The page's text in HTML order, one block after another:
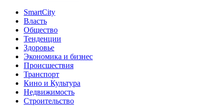
SmartCity
Власть
Общество
Тенденции
Здоровье
Экономика и бизнес
Происшествия
Транспорт
Кино и Культура
Недвижимость
Строительство